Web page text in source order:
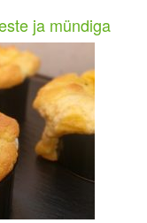
ja mündiga